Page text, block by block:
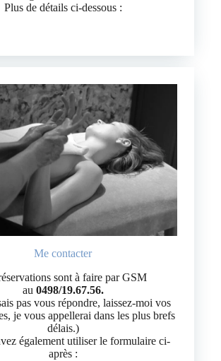
Plus de détails ci-dessous :
Me contacter
sont à faire par GSM
au 0498/19.67.56.
pas vous répondre, laissez-moi vos
je vous appellerai dans les plus brefs
délais.)
également utiliser le formulaire ci-
après :